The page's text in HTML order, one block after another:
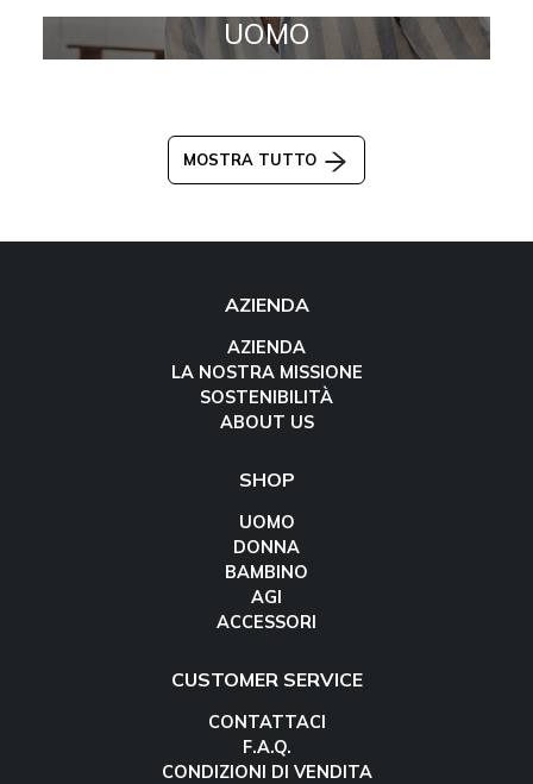
UOMO
MOSTRA TUTTO
AZIENDA
AZIENDA
LA NOSTRA MISSIONE
SOSTENIBILITÀ
ABOUT US
SHOP
UOMO
DONNA
BAMBINO
AGI
ACCESSORI
CUSTOMER SERVICE
CONTATTACI
F.A.Q.
CONDIZIONI DI VENDITA